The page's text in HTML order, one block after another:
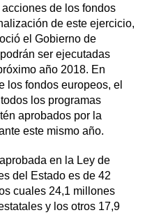
de los fondos
de este ejercicio,
el Gobierno de
ser ejecutadas
año 2018. En
los fondos europeos, el
los programas
aprobados por la
este mismo año.
en la Ley de
del Estado es de 42
cuales 24,1 millones
y los otros 17,9